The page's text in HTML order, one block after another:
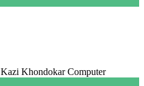
Kazi Khondokar Computer